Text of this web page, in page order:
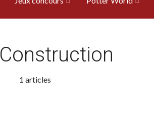
Construction
1 articles